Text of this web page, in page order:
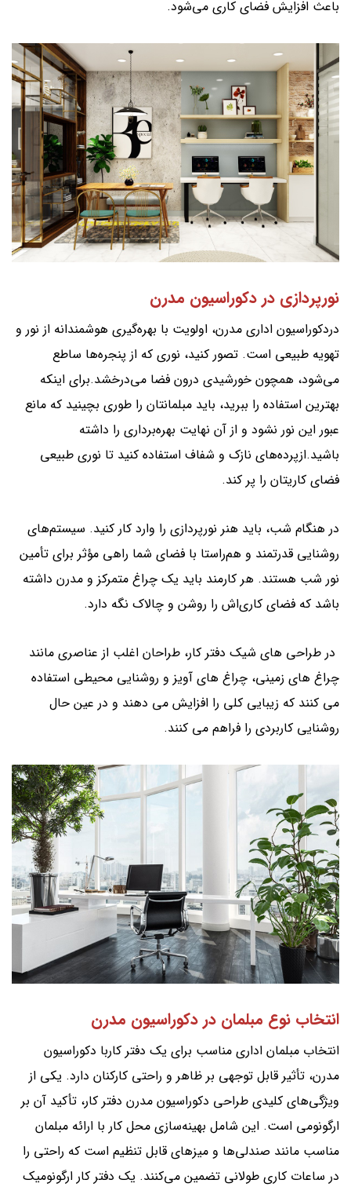
باعث افزایش فضای کاری می‌شود.
نورپردازی در دکوراسیون مدرن
دردکوراسیون اداری مدرن، اولویت با بهره‌گیری هوشمندانه از نور و
تهویه طبیعی است. تصور کنید، نوری که از پنجره‌ها ساطع
می‌شود، همچون خورشیدی درون فضا می‌درخشد.برای اینکه
بهترین استفاده را ببرید، باید مبلمانتان را طوری بچینید که مانع
عبور این نور نشود و از آن نهایت بهره‌برداری را داشته
باشید.ازپرده‌های نازک و شفاف استفاده کنید تا نوری طبیعی
فضای کاریتان را پر کند.
در هنگام شب، باید هنر نورپردازی را وارد کار کنید. سیستم‌های
روشنایی قدرتمند و هم‌راستا با فضای شما راهی مؤثر برای تأمین
نور شب هستند. هر کارمند باید یک چراغ متمرکز و مدرن داشته
باشد که فضای کاری‌اش را روشن و چالاک نگه دارد.
در طراحی های شیک دفتر کار، طراحان اغلب از عناصری مانند
چراغ های زمینی، چراغ های آویز و روشنایی محیطی استفاده
می کنند که زیبایی کلی را افزایش می دهند و در عین حال
روشنایی کاربردی را فراهم می کنند.
انتخاب نوع مبلمان در دکوراسیون مدرن
انتخاب مبلمان اداری مناسب برای یک دفتر کاربا دکوراسیون
مدرن، تأثیر قابل توجهی بر ظاهر و راحتی کارکنان دارد. یکی از
ویژگی‌های کلیدی طراحی دکوراسیون مدرن دفتر کار، تأکید آن بر
ارگونومی است. این شامل بهینه‌سازی محل کار با ارائه مبلمان
مناسب مانند صندلی‌ها و میزهای قابل تنظیم است که راحتی را
در ساعات کاری طولانی تضمین می‌کنند. یک دفتر کار ارگونومیک